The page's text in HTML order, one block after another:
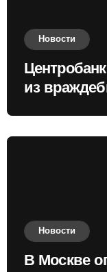
Новости
из
Новости
В Москве